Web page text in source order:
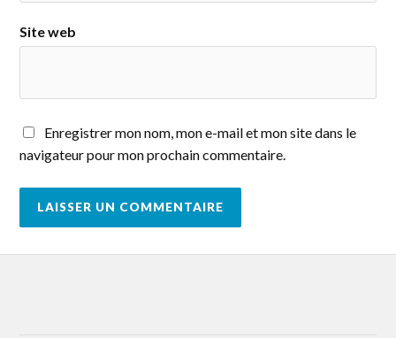
Site web
Enregistrer mon nom, mon e-mail et mon site dans le
navigateur pour mon prochain commentaire.